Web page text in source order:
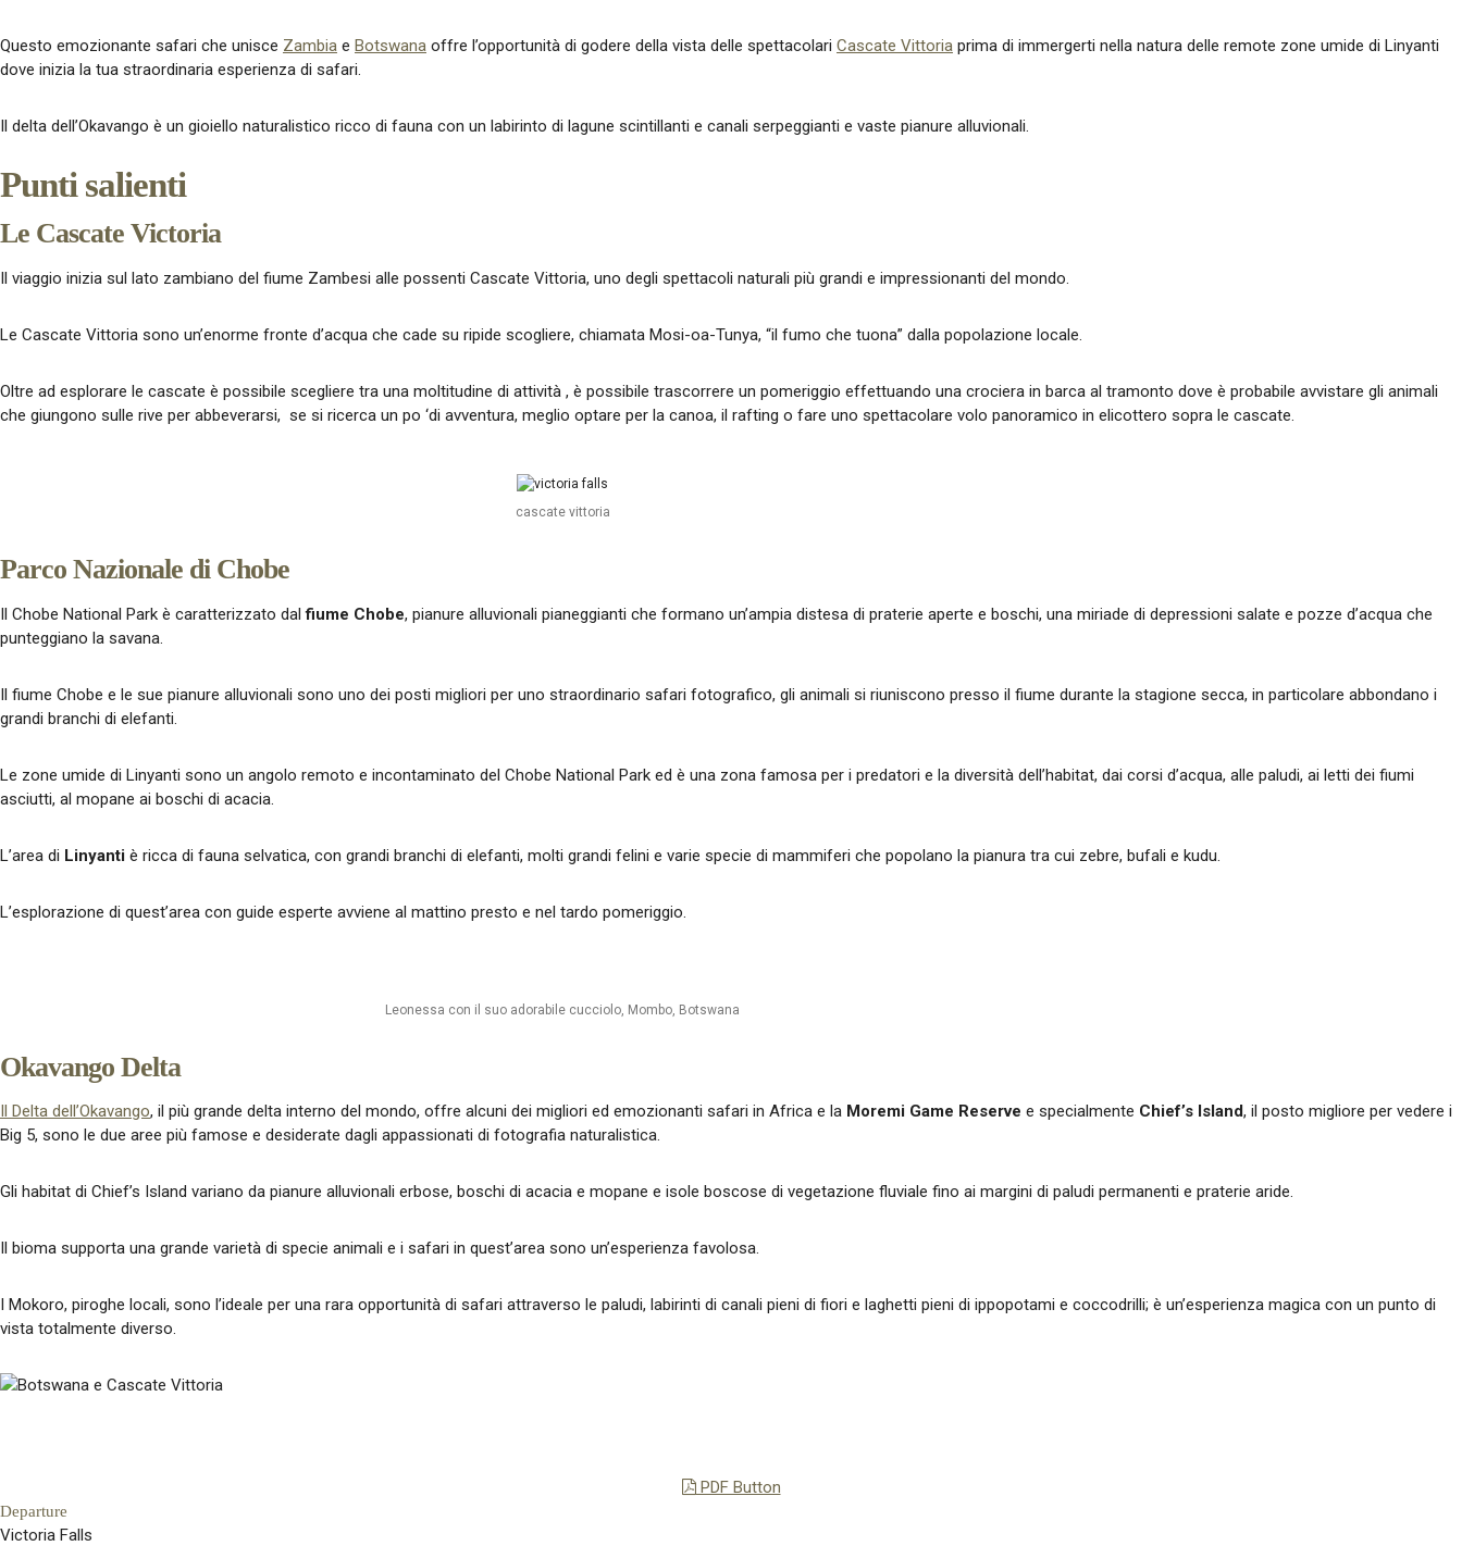
Questo emozionante safari che unisce Zambia e Botswana offre l’opportunità di godere della vista delle spettacolari Cascate Vittoria prima di immergerti nella natura delle remote zone umide di Linyanti
dove inizia la tua straordinaria esperienza di safari.
Il delta dell’Okavango è un gioiello naturalistico ricco di fauna con un labirinto di lagune scintillanti e canali serpeggianti e vaste pianure alluvionali.
Punti salienti
Le Cascate Victoria
Il viaggio inizia sul lato zambiano del fiume Zambesi alle possenti Cascate Vittoria, uno degli spettacoli naturali più grandi e impressionanti del mondo.
Le Cascate Vittoria sono un’enorme fronte d’acqua che cade su ripide scogliere, chiamata Mosi-oa-Tunya, “il fumo che tuona” dalla popolazione locale.
Oltre ad esplorare le cascate è possibile scegliere tra una moltitudine di attività , è possibile trascorrere un pomeriggio effettuando una crociera in barca al tramonto dove è probabile avvistare gli animali
che giungono sulle rive per abbeverarsi, se si ricerca un po ‘di avventura, meglio optare per la canoa, il rafting o fare uno spettacolare volo panoramico in elicottero sopra le cascate.
cascate vittoria
Parco Nazionale di Chobe
Il Chobe National Park è caratterizzato dalfiume Chobe, pianure alluvionali pianeggianti che formano un’ampia distesa di praterie aperte e boschi, una miriade di depressioni salate e pozze d’acqua che
punteggiano la savana.
Il fiume Chobe e le sue pianure alluvionali sono uno dei posti migliori per uno straordinario safari fotografico, gli animali si riuniscono presso il fiume durante la stagione secca, in particolare abbondano i
grandi branchi di elefanti.
Le zone umide di Linyanti sono un angolo remoto e incontaminato del Chobe National Park ed è una zona famosa per i predatori e la diversità dell’habitat, dai corsi d’acqua, alle paludi, ai letti dei fiumi
asciutti, al mopane ai boschi di acacia.
L’area di Linyanti è ricca di fauna selvatica, con grandi branchi di elefanti, molti grandi felini e varie specie di mammiferi che popolano la pianura tra cui zebre, bufali e kudu.
L’esplorazione di quest’area con guide esperte avviene al mattino presto e nel tardo pomeriggio.
Leonessa con il suo adorabile cucciolo, Mombo, Botswana
Okavango Delta
Il Delta dell’Okavango, il più grande delta interno del mondo, offre alcuni dei migliori ed emozionanti safari in Africa e la Moremi Game Reserve e specialmente Chief’s Island, il posto migliore per vedere i
Big 5, sono le due aree più famose e desiderate dagli appassionati di fotografia naturalistica.
Gli habitat di Chief’s Island variano da pianure alluvionali erbose, boschi di acacia e mopane e isole boscose di vegetazione fluviale fino ai margini di paludi permanenti e praterie aride.
Il bioma supporta una grande varietà di specie animali e i safari in quest’area sono un’esperienza favolosa.
I Mokoro, piroghe locali, sono l’ideale per una rara opportunità di safari attraverso le paludi, labirinti di canali pieni di fiori e laghetti pieni di ippopotami e coccodrilli; è un’esperienza magica con un punto di
vista totalmente diverso.
PDF Button
Departure
Victoria Falls